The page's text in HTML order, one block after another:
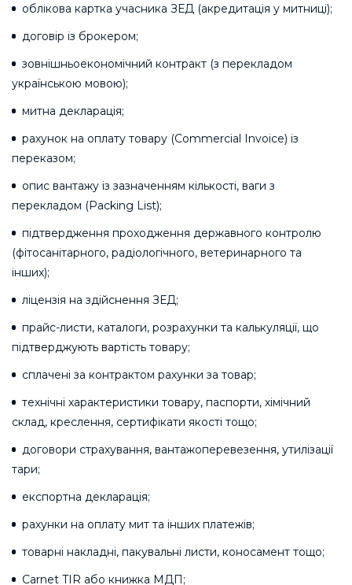
облікова картка учасника ЗЕД (акредитація у митниці);
договір із брокером;
зовнішньоекономічний контракт (з перекладом
українською мовою);
митна декларація;
рахунок на оплату товару (Commercial Invoice) із
переказом;
опис вантажу із зазначенням кількості, ваги з
перекладом (Packing List);
підтвердження проходження державного контролю
(фітосанітарного, радіологічного, ветеринарного та
інших);
ліцензія на здійснення ЗЕД;
прайс-листи, каталоги, розрахунки та калькуляції, що
підтверджують вартість товару;
сплачені за контрактом рахунки за товар;
технічні характеристики товару, паспорти, хімічний
склад, креслення, сертифікати якості тощо;
договори страхування, вантажоперевезення, утилізації
тари;
експортна декларація;
рахунки на оплату мит та інших платежів;
товарні накладні, пакувальні листи, коносамент тощо;
Carnet TIR або книжка МДП;